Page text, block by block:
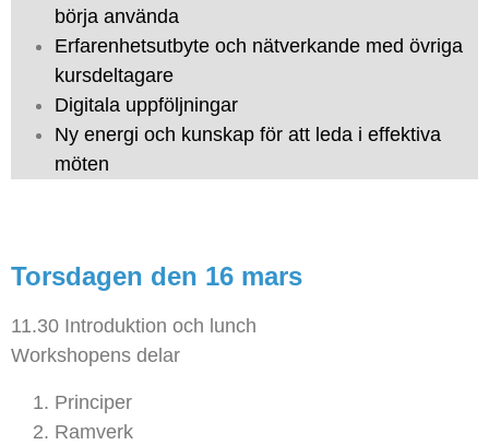
börja använda
Erfarenhetsutbyte och nätverkande med övriga
kursdeltagare
Digitala uppföljningar
Ny energi och kunskap för att leda i effektiva
möten
Torsdagen den 16 mars
11.30 Introduktion och lunch
Workshopens delar
Principer
Ramverk